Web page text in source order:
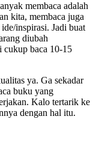
membaca adalah
kita, membaca juga
inspirasi. Jadi buat
diubah
cukup baca 10-15
ya. Ga sekadar
buku yang
Kalo tertarik ke
dengan hal itu.